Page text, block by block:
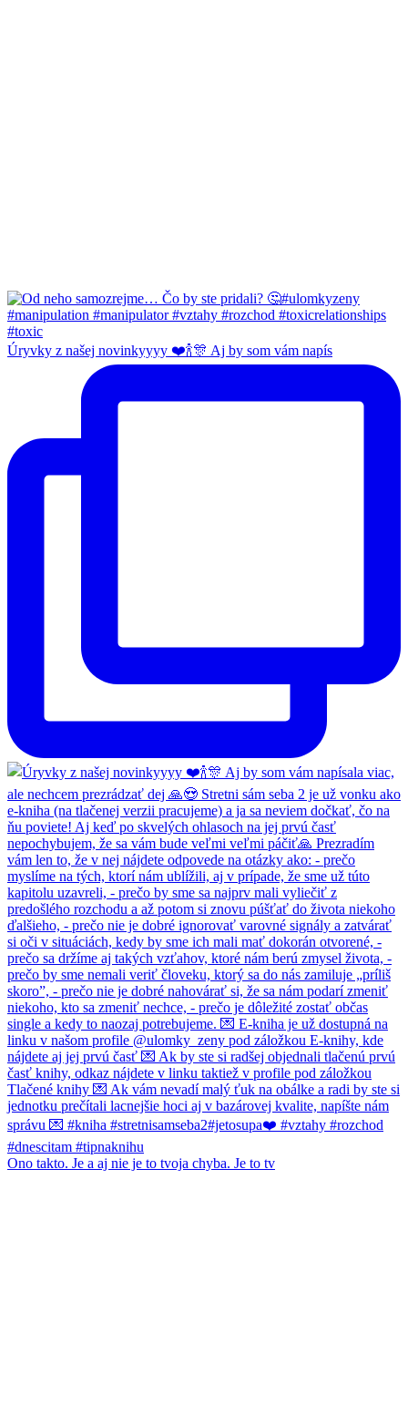
Úryvky z našej novinkyyyy ❤️🍾🎊 Aj by som vám napís
Ono takto. Je a aj nie je to tvoja chyba. Je to tv